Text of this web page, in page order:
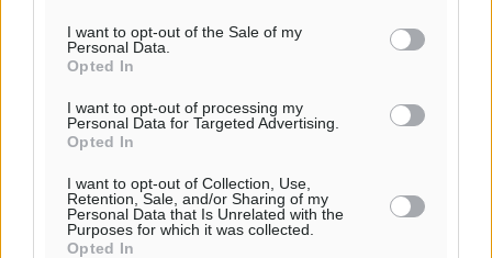
I want to opt-out of the Sale of my
Personal Data.
Opted In
I want to opt-out of processing my
Personal Data for Targeted Advertising.
Opted In
I want to opt-out of Collection, Use,
Retention, Sale, and/or Sharing of my
Personal Data that Is Unrelated with the
Purposes for which it was collected.
Opted In
Τριήμερο εξόδου: Πάνω από 129.000 επιβάτες
αναχωρούν από Πειραιά, Ραφήνα και Λαύριο
Τι αλλάζει το χωροταξικό στις τουριστικές επενδύσεις
Τοπικές Ειδήσεις• πριν 2 ώρες
ΥΠΑΑΤ: 12,5 εκατ. ευρώ στις 13 Περιφέρειες για μέτρα